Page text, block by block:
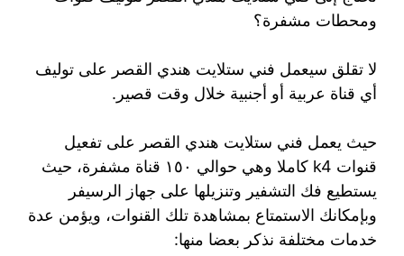
ومحطات مشفرة؟
لا تقلق سيعمل فني ستلايت هندي القصر على توليف
أي قناة عربية أو أجنبية خلال وقت قصير.
حيث يعمل فني ستلايت هندي القصر على تفعيل
قنوات k4 كاملا وهي حوالي ١٥٠ قناة مشفرة، حيث
يستطيع فك التشفير وتنزيلها على جهاز الرسيفر
وبإمكانك الاستمتاع بمشاهدة تلك القنوات، ويؤمن عدة
خدمات مختلفة نذكر بعضا منها: